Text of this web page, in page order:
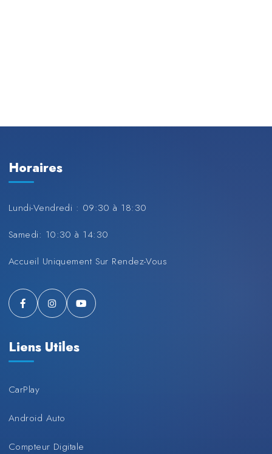
Horaires
Lundi-Vendredi : 09:30 à 18:30
Samedi: 10:30 à 14:30
Accueil Uniquement Sur Rendez-Vous
Liens Utiles
CarPlay
Android Auto
Compteur Digitale